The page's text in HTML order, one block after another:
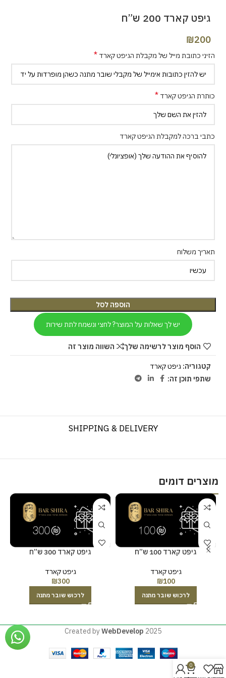
גיפט קארד 200 ש”ח
₪200
הזיני כתובת מייל של מקבלת הגיפט קארד *
כותרת הגיפט קארד *
כתבי ברכה למקבלת הגיפט קארד
תאריך משלוח
הוספה לסל
יש לך שאלות על המוצר? לחצי ונשמח לתת שירות
הוסף מוצר לרשימה שלך השווה מוצר זה
קטגוריה: גיפט קארד
שתפי תוכן זה:
SHIPPING & DELIVERY
מוצרים דומים
גיפט קארד 100 ש”ח
גיפט קארד
₪100
לרכוש שובר מתנה
גיפט קארד 300 ש”ח
גיפט קארד
₪300
לרכוש שובר מתנה
Created byWebDevelop 2025
0